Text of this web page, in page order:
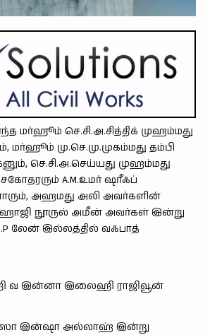
மர்ஹூம் செ.சி.அ.சித்திக் முஹம்மது
மு.செ.மு.முகம்மது தம்பி
செ.சி.அ.செய்யது முஹம்மது
A.M.உமர் ஷரீஃப்
அஹமது அலி அவர்களின்
ஹாஜி நூருல் அமீன் அவர்கள் இன்று
லேன் இல்லத்தில் வஃபாத்
வ இன்னா இலைஹி ராஜிவூன்
இன்ஷா அல்லாஹ் இன்று